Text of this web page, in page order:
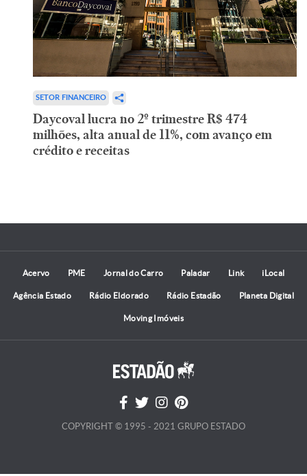
SETOR FINANCEIRO
Daycoval lucra no 2º trimestre R$ 474
milhões, alta anual de 11%, com avanço em
crédito e receitas
Acervo PME Jornal do Carro Paladar Link iLocal
Agência Estado Rádio Eldorado Rádio Estadão Planeta Digital
Moving Imóveis
COPYRIGHT © 1995 - 2021 GRUPO ESTADO